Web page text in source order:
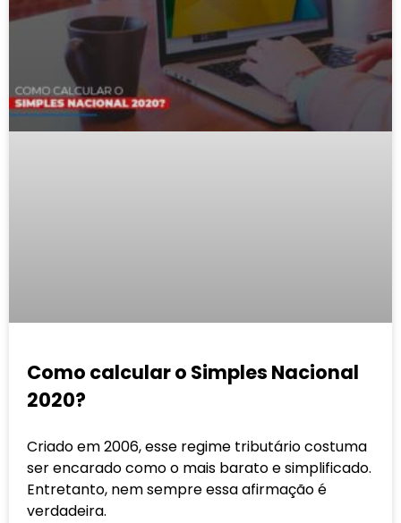
Como calcular o Simples Nacional
2020?
Criado em 2006, esse regime tributário costuma
ser encarado como o mais barato e simplificado.
Entretanto, nem sempre essa afirmação é
verdadeira.